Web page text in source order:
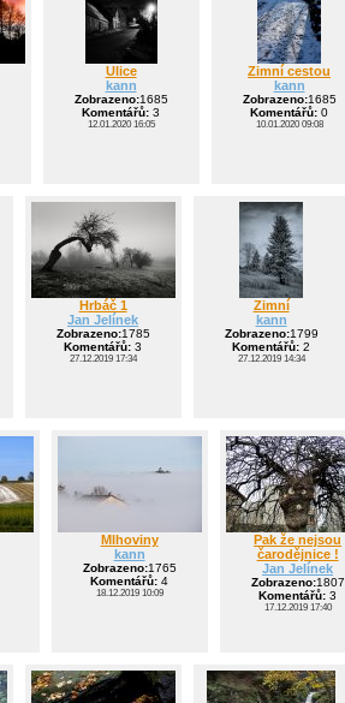
Ulice
kann
Zobrazeno:1685
Komentářů: 3
12.01.2020 16:05
Zimní cestou
kann
Zobrazeno:1685
Komentářů: 0
10.01.2020 09:08
Hrbáč 1
Jan Jelínek
Zobrazeno:1785
Komentářů: 3
27.12.2019 17:34
Zimní
kann
Zobrazeno:1799
Komentářů: 2
27.12.2019 14:34
Mlhoviny
kann
Zobrazeno:1765
Komentářů: 4
18.12.2019 10:09
Pak že nejsou
čarodějnice !
Jan Jelínek
Zobrazeno:1807
Komentářů: 3
17.12.2019 17:40